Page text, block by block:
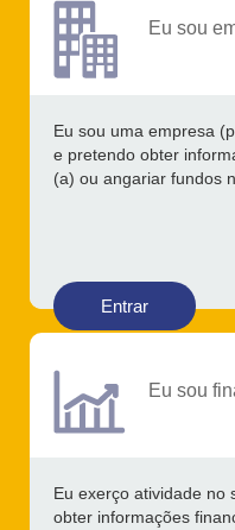
Eu sou
Eu sou uma empresa
e pretendo obter
(a) ou angariar fundos
Entrar
Eu sou
Eu exerço atividade no
obter informações